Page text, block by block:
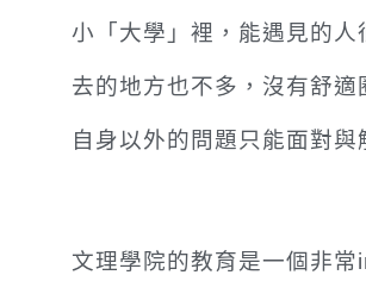
小「大學」裡，能遇見的人
去的地方也不多，沒有舒適
自身以外的問題只能面對與
文理學院的教育是一個非